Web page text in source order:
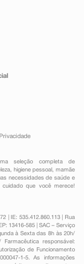
seleção completa de
, higiene pessoal ,mamãe
necessidades de saúde e
que você merece!
| IE: 535.412.860.113 | Rua
13416-585 | SAC – Serviço
à Sexta das 8h às 20h/
responsável:
de Funcionamento
1-5. As informações